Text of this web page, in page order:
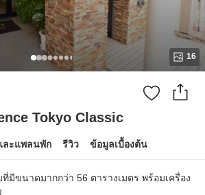
16
Tokyo Classic
ละแพลนพัก รีวิว ข้อมูลเบื้องต้น
มีขนาดมากกว่า 56 ตารางเมตร พร้อมเครื่อง